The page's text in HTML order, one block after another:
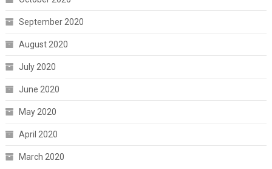
September 2020
August 2020
July 2020
June 2020
May 2020
April 2020
March 2020